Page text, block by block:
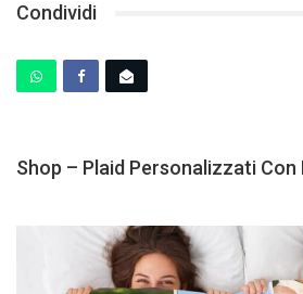
Condividi
Shop – Plaid Personalizzati Con